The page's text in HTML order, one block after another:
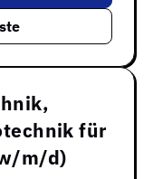
für
m/d)